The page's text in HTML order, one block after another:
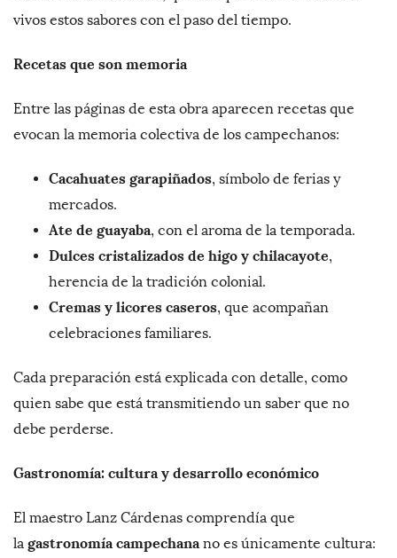
vivos estos sabores con el paso del tiempo.
Recetas que son memoria
Entre las páginas de esta obra aparecen recetas que
evocan la memoria colectiva de los campechanos:
Cacahuates garapiñados, símbolo de ferias y
mercados.
Ate de guayaba, con el aroma de la temporada.
Dulces cristalizados de higo y chilacayote,
herencia de la tradición colonial.
Cremas y licores caseros, que acompañan
celebraciones familiares.
Cada preparación está explicada con detalle, como
quien sabe que está transmitiendo un saber que no
debe perderse.
Gastronomía: cultura y desarrollo económico
El maestro Lanz Cárdenas comprendía que
la gastronomía campechanano es únicamente cultura: